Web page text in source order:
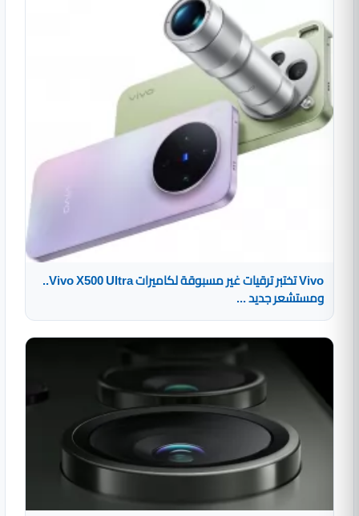
Vivo تختبر ترقيات غير مسبوقة لكاميرات Vivo X500 Ultra..
ومستشعر جديد ...